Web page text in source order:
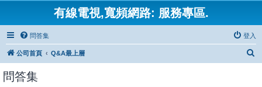
有線電視,寬頻網路: 服務專區.
問答集 登入
公司首頁 Q&A最上層
問答集